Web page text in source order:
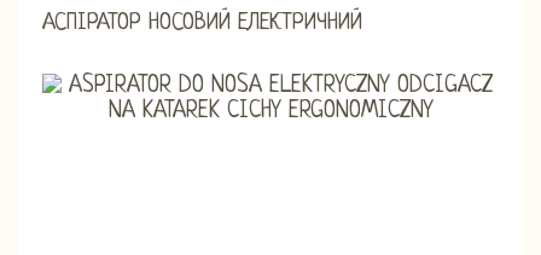
АСПІРАТОР НОСОВИЙ ЕЛЕКТРИЧНИЙ